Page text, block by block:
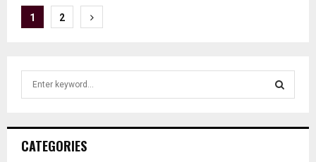
P
s
t
s
p
1 2
h
CATEGORIES